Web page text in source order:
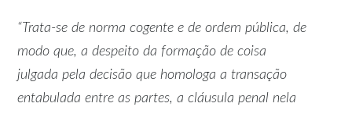
“Trata-se de norma cogente e de ordem pública, de
modo que, a despeito da formação decoisa
julgada pela decisão que homologa a transação
entabulada entre as partes, a cláusula penal nela